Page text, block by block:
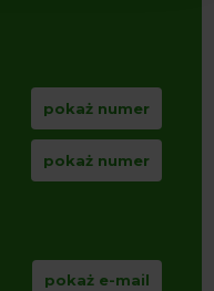
pokaż numer
pokaż numer
pokaż e-mail